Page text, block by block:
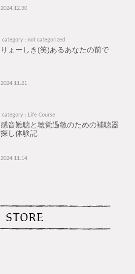
2024.12.30
category : not categorized
りょーしき(笑)あるあなたの前で
2024.11.21
category : Life Course
感音難聴と聴覚過敏のための補聴器
探し体験記
2024.11.14
STORE